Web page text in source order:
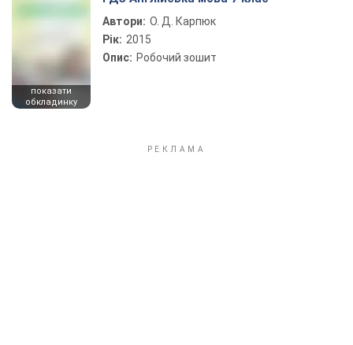
показати
обкладинку
Автори: О. Д. Карпюк
Рік: 2015
Опис: Робочий зошит